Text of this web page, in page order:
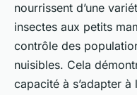
nourrissent d’une
insectes aux petits
contrôle des
nuisibles. Cela
capacité à s’adapter